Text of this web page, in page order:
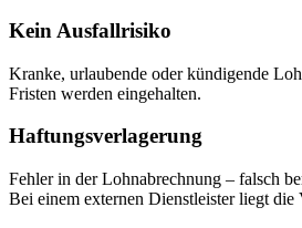
Kein Ausfallrisiko
Kranke, urlaubende oder kündigende
Fristen werden eingehalten.
Haftungsverlagerung
Fehler in der Lohnabrechnung – falsch
Bei einem externen Dienstleister liegt